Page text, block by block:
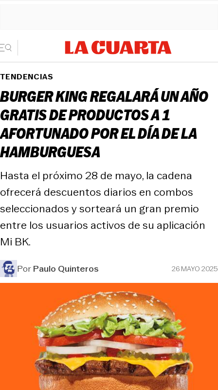
TENDENCIAS
BURGER KING REGALARÁ UN AÑO
GRATIS DE PRODUCTOS A 1
AFORTUNADO POR EL DÍA DE LA
HAMBURGUESA
Hasta el próximo 28 de mayo, la cadena
ofrecerá descuentos diarios en combos
seleccionados y sorteará un gran premio
entre los usuarios activos de su aplicación
Mi BK.
PorPaulo Quinteros 26 MAYO 2025